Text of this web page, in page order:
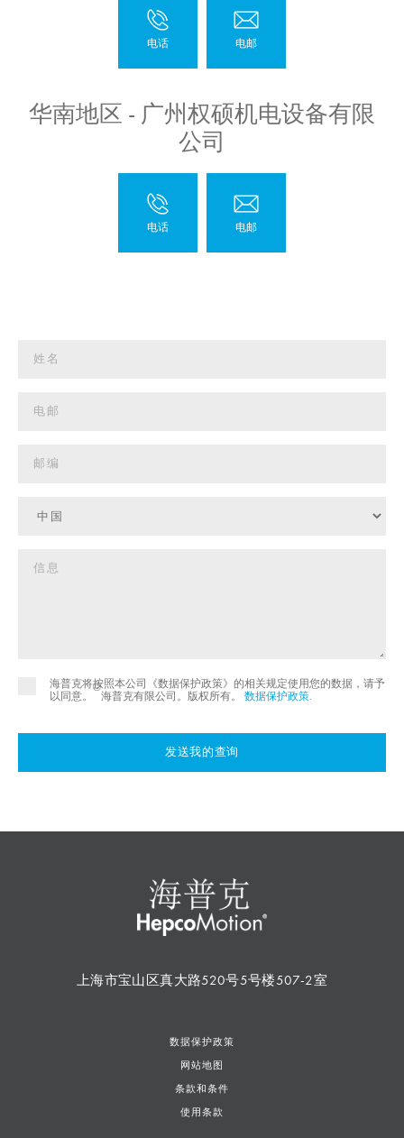
华南地区 - 广州权硕机电设备有限
公司
海普克将按照本公司《数据保护政策》的相关规定使用您的数据，请予
以同意。
©
海普克有限公司。版权所有。 数据保护政策.
发送我的查询
上海市宝山区真大路520号5号楼507-2室
数据保护政策
网站地图
条款和条件
使用条款